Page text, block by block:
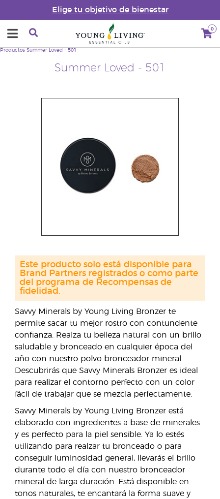
Elige tu objetivo de bienestar
0
Summer Loved - 501
Productos Summer Loved - 501
Savvy Minerals by Young Living Bronzer te
permite sacar tu mejor rostro con contundente
confianza. Realza tu belleza natural con un brillo
saludable y bronceado en cualquier época del
año con nuestro polvo bronceador mineral.
Descubrirás que Savvy Minerals Bronzer es ideal
para realizar el contorno perfecto con un color
fácil de trabajar que se mezcla perfectamente.
Savvy Minerals by Young Living Bronzer está
elaborado con ingredientes a base de minerales
y es perfecto para la piel sensible. Ya lo estés
utilizando para realzar tu bronceado o para
conseguir luminosidad general, llevarás el brillo
durante todo el día con nuestro bronceador
mineral de larga duración. Está disponible en
tonos naturales, te encantará la forma suave y
Este producto solo está disponible para
Brand Partners registrados o como parte
del programa de Recompensas de
fidelidad.